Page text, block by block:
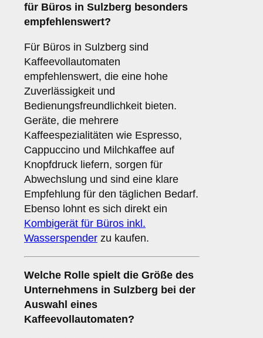
für Büros in Sulzberg besonders
empfehlenswert?
Für Büros in Sulzberg sind
Kaffeevollautomaten
empfehlenswert, die eine hohe
Zuverlässigkeit und
Bedienungsfreundlichkeit bieten.
Geräte, die mehrere
Kaffeespezialitäten wie Espresso,
Cappuccino und Milchkaffee auf
Knopfdruck liefern, sorgen für
Abwechslung und sind eine klare
Empfehlung für den täglichen Bedarf.
Ebenso lohnt es sich direkt ein
Kombigerät für Büros inkl.
Wasserspender zu kaufen.
Welche Rolle spielt die Größe des
Unternehmens in Sulzberg bei der
Auswahl eines
Kaffeevollautomaten?